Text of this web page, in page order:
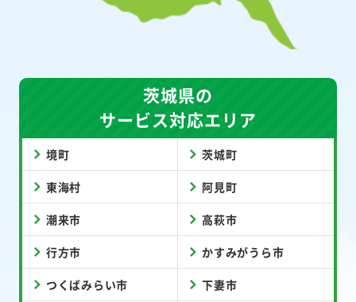
茨城県の
サービス対応エリア
境町 茨城町
東海村 阿見町
潮来市 高萩市
行方市 かすみがうら市
つくばみらい市 下妻市